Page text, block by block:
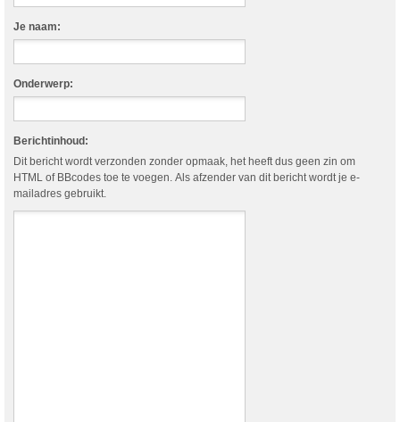
Je naam:
Onderwerp:
Berichtinhoud:
Dit bericht wordt verzonden zonder opmaak, het heeft dus geen zin om
HTML of BBcodes toe te voegen. Als afzender van dit bericht wordt je e-
mailadres gebruikt.